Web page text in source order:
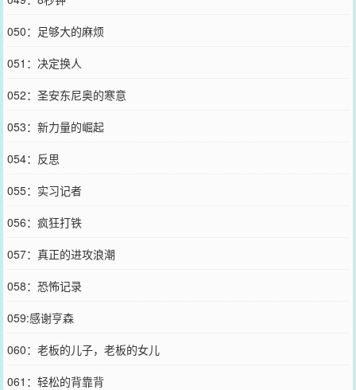
050：足够大的麻烦
051：决定换人
052：圣安东尼奥的寒意
053：新力量的崛起
054：反思
055：实习记者
056：疯狂打铁
057：真正的进攻浪潮
058：恐怖记录
059:感谢亨森
060：老板的儿子，老板的女儿
061：轻松的背靠背